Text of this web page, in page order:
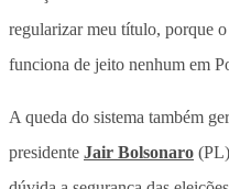
regularizar meu título, porque
funciona de jeito nenhum em
A queda do sistema também
presidente Jair Bolsonaro